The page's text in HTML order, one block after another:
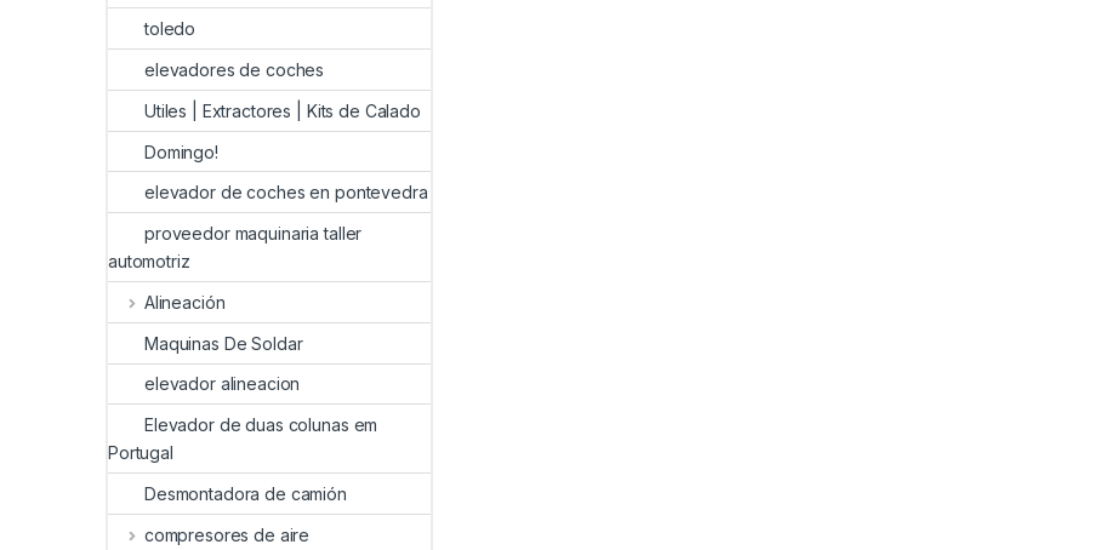
toledo
elevadores de coches
Utiles | Extractores | Kits de Calado
Domingo!
elevador de coches en pontevedra
proveedor maquinaria taller
automotriz
Alineación
Maquinas De Soldar
elevador alineacion
Elevador de duas colunas em
Portugal
Desmontadora de camión
compresores de aire